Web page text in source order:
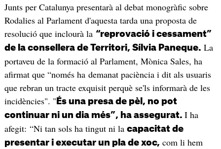
Junts per Catalunya presentarà al debat monogràfic sobre
Rodalies al Parlament d'aquesta tarda una proposta de
resolució que inclourà la “reprovació i cessament”
de la consellera de Territori, Sílvia Paneque. La
portaveu de la formació al Parlament, Mònica Sales, ha
afirmat que “només ha demanat paciència i dit als usuaris
que rebran un tracte exquisit perquè se'ls informarà de les
incidències". " És una presa de pèl, no pot
continuar ni un dia més”, ha assegurat. I ha
afegit: “Ni tan sols ha tingut ni la capacitat de
presentar i executar un pla de xoc, com li hem